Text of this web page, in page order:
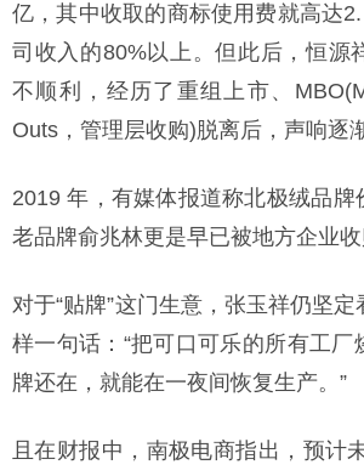
亿，其中收取的商标使用费就高达
司收入的80%以上。但此后，恒源
不顺利，经历了重组上市、
Outs，管理层收购)脱离后，声响逐
2019 年，有媒体报道称北极绒品牌
老品牌俞兆林更是早已被地方企业收
对于“贴牌”这门生意，张玉祥仍坚
样一句话：“把可口可乐的所有工厂
牌还在，就能在一夜间恢复生产。”
且在财报中，南极电商指出，预计